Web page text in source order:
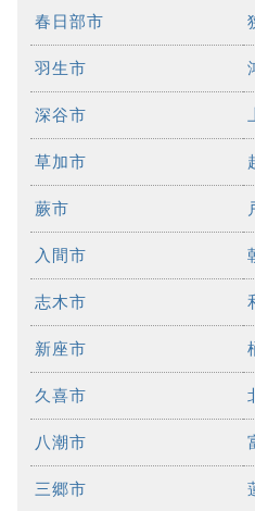
春日部市
羽生市
深谷市
草加市
蕨市
入間市
志木市
新座市
久喜市
八潮市
三郷市